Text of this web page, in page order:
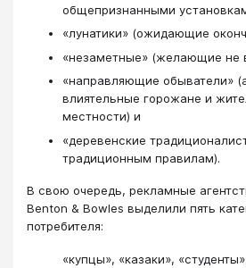
общепризнанными
«лунатики» (ожидающие
«незаметные» (желаю­щие не
«направляющие обыватели»
влиятельные го­рожане и
местности) и
«деревенские
традиционным правилам).
В свою очередь, рекламные
Benton & Bowles выдели­ли пять
потребителя:
«купцы», «казаки»,